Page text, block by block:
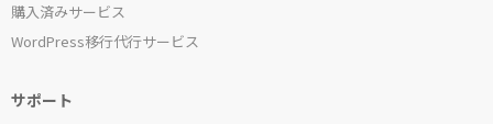
購入済みサービス
WordPress移行代行サービス
サポート